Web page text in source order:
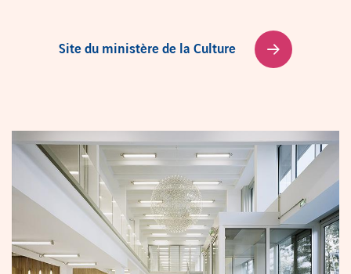
Site du ministère de la Culture